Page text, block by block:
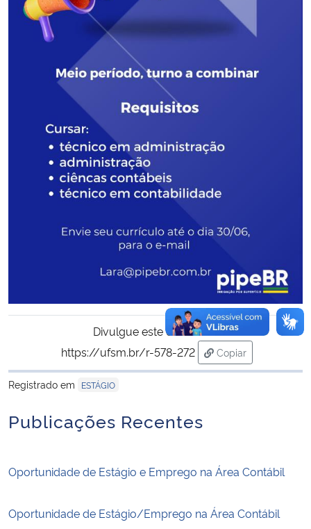
Secretaria de Governo
Gabinete de Segurança Institucional
Advocacia-Geral da União
Banco Central do Brasil
Divulgue este conteúdo:
https://ufsm.br/r-578-272
Copiar
para área de
Registrado em
ESTÁGIO
Publicações Recentes
Oportunidade de Estágio e Emprego na Área Contábil
Oportunidade de Estágio/Emprego na Área Contábil